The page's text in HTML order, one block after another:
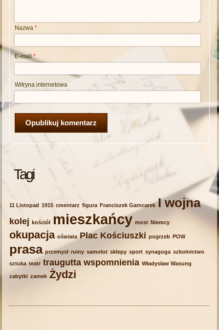
Nazwa*
E-mail*
Witryna internetowa
Tagi
11 Listopad 1915 cmentarz figura Franciszek Garncarek I wojna
kolej kościół mieszkańcy most Niemcy
okupacja oświata Plac Kościuszki pogrzeb POW
prasa przemysł ruiny samolot sklepy sport synagoga szkolnictwo
sztuka teatr traugutta wspomnienia Władysław Wasung
zabytki zamek Żydzi